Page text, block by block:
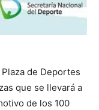
de Deportes
que se llevará a
de los 100